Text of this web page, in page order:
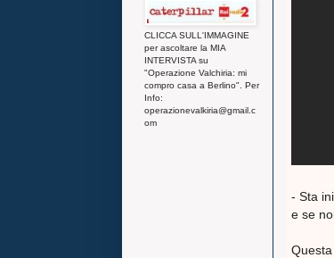
- Sta
e se
CLICCA SULL'IMMAGINE
per ascoltare la MIA
INTERVISTA su
"Operazione Valchiria: mi
compro casa a Berlino". Per
Info:
operazionevalkiria@gmail.c
om